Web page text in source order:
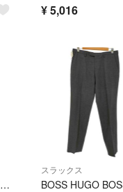
¥5,016
BOSS HUGO BOSS(ボスヒューゴボス) メンズ パンツ スラックス
スラックス